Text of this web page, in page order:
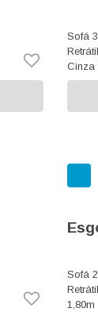
Sofá
Cinza
Sofá
1,80m